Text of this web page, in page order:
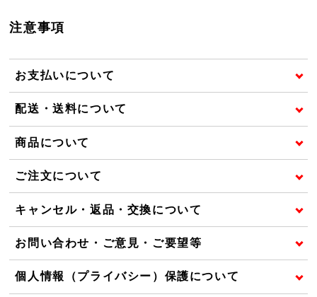
注意事項
お支払いについて
配送・送料について
商品について
ご注文について
キャンセル・返品・交換について
お問い合わせ・ご意見・ご要望等
個人情報（プライバシー）保護について